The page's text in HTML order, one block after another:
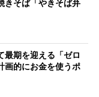
きそば「やきそば弁
最期を迎える「ゼロ
画的にお金を使うポ